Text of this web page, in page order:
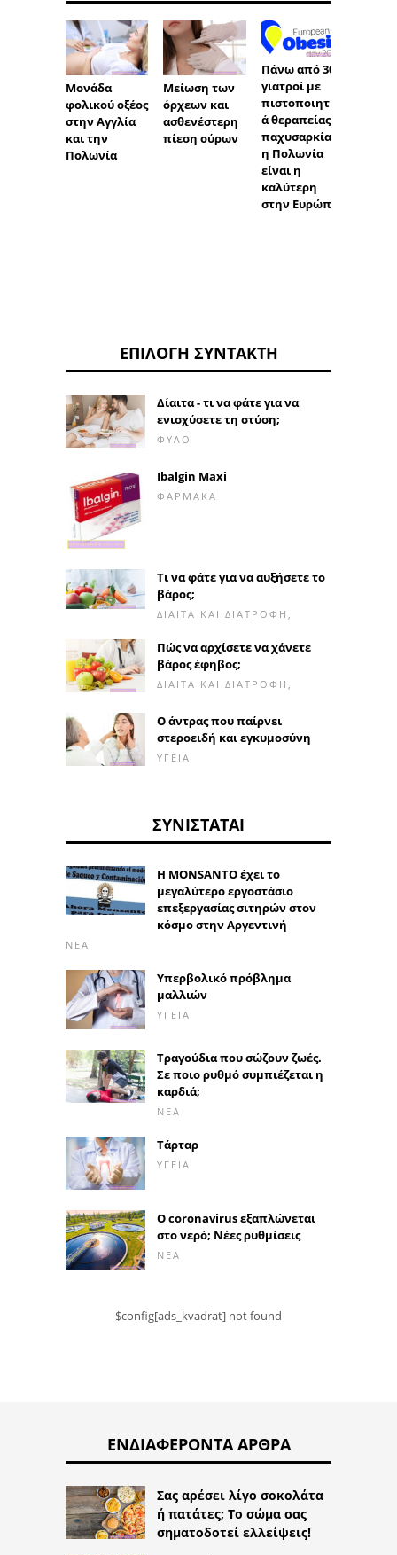
Μονάδα
φολικού οξέος
στην Αγγλία
και την
Πολωνία
Μείωση των
όρχεων και
ασθενέστερη
πίεση ούρων
Πάνω από 300
γιατροί με
πιστοποιητικ
ά θεραπείας
παχυσαρκίας -
η Πολωνία
είναι η
καλύτερη
στην Ευρώπη
ΕΠΙΛΟΓΉ ΣΥΝΤΆΚΤΗ
Δίαιτα - τι να φάτε για να
ενισχύσετε τη στύση;
ΦΎΛΟ
Ibalgin Maxi
ΦΆΡΜΑΚΑ
Τι να φάτε για να αυξήσετε το
βάρος;
ΔΊΑΙΤΑ ΚΑΙ ΔΙΑΤΡΟΦΉ,
Πώς να αρχίσετε να χάνετε
βάρος έφηβος;
ΔΊΑΙΤΑ ΚΑΙ ΔΙΑΤΡΟΦΉ,
Ο άντρας που παίρνει
στεροειδή και εγκυμοσύνη
ΥΓΕΊΑ
ΣΥΝΙΣΤΆΤΑΙ
Η MONSANTO έχει το
μεγαλύτερο εργοστάσιο
επεξεργασίας σιτηρών στον
κόσμο στην Αργεντινή
ΝΈΑ
Υπερβολικό πρόβλημα
μαλλιών
ΥΓΕΊΑ
Τραγούδια που σώζουν ζωές.
Σε ποιο ρυθμό συμπιέζεται η
καρδιά;
ΝΈΑ
Τάρταρ
ΥΓΕΊΑ
Ο coronavirus εξαπλώνεται
στο νερό; Νέες ρυθμίσεις
ΝΈΑ
$config[ads_kvadrat] not found
ΕΝΔΙΑΦΈΡΟΝΤΑ ΆΡΘΡΑ
Σας αρέσει λίγο σοκολάτα
ή πατάτες; Το σώμα σας
σηματοδοτεί ελλείψεις!